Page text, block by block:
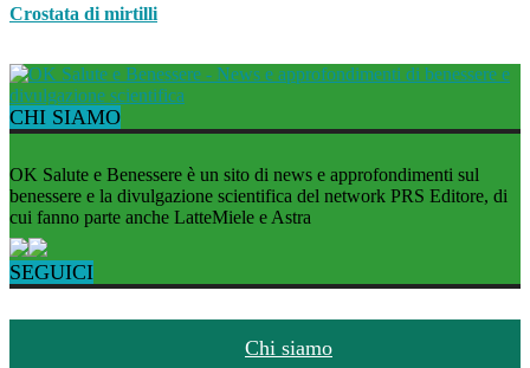
Crostata di mirtilli
CHI SIAMO
OK Salute e Benessere è un sito di news e approfondimenti sul
benessere e la divulgazione scientifica del network PRS Editore, di
cui fanno parte anche LatteMiele e Astra
SEGUICI
Chi siamo